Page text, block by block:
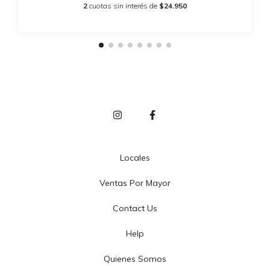
2 cuotas sin interés de $24.950
Locales
Ventas Por Mayor
Contact Us
Help
Quienes Somos